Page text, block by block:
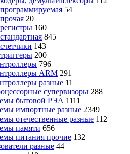
54
20
160
845
143
200
796
ARM 291
разные 11
супервизоры 288
бытовой РЭА 1111
импортные разные 2349
отечественные разные 112
памяти 656
питания прочие 132
разные 44